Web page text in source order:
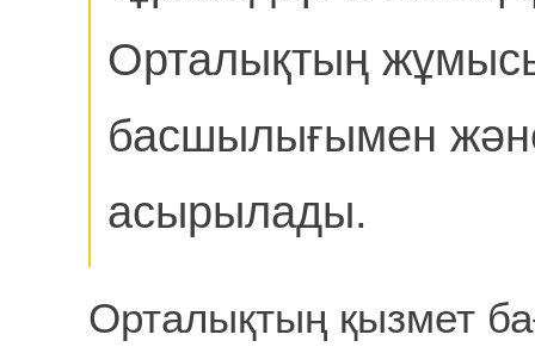
Орталықтың
басшылығымен
асырылады.
Орталықтың қызмет